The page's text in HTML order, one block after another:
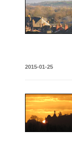
2015-01-25